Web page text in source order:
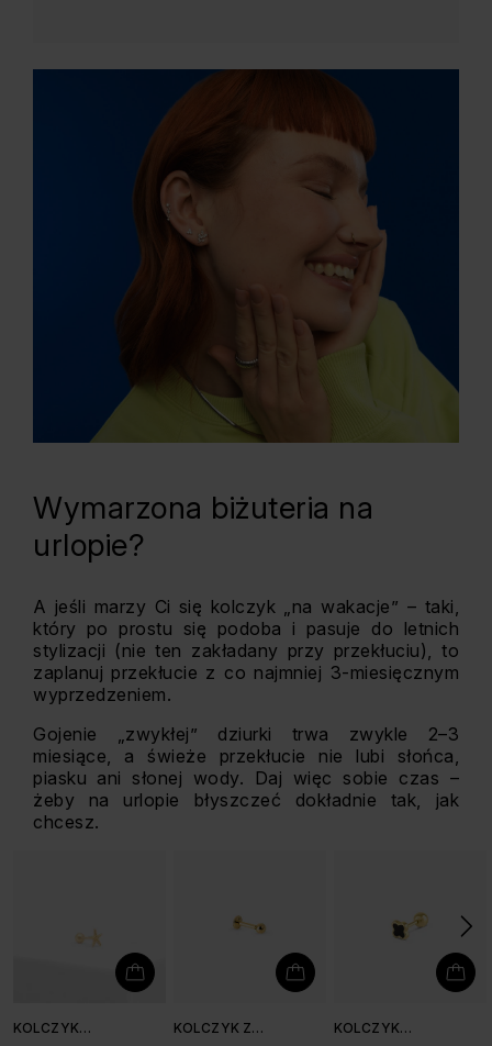
Wymarzona biżuteria na
urlopie?
A jeśli marzy Ci się kolczyk „na wakacje” – taki,
który po prostu się podoba i pasuje do letnich
stylizacji (nie ten zakładany przy przekłuciu), to
zaplanuj przekłucie z co najmniej 3-miesięcznym
wyprzedzeniem.
Gojenie „zwykłej” dziurki trwa zwykle 2–3
miesiące, a świeże przekłucie nie lubi słońca,
piasku ani słonej wody. Daj więc sobie czas –
żeby na urlopie błyszczeć dokładnie tak, jak
chcesz.
KOLCZYK
KOLCZYK Z
KOLCZYK